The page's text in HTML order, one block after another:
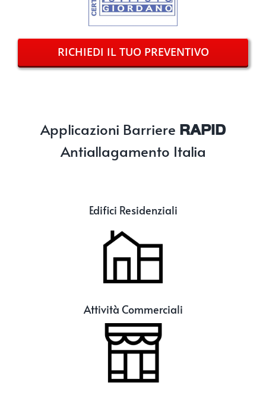
RICHIEDI IL TUO PREVENTIVO
Applicazioni Barriere RAPID
Antiallagamento Italia
Edifici Residenziali
Attività Commerciali